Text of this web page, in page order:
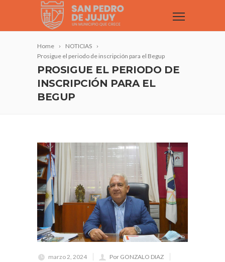
Home
NOTICIAS
Prosigue el periodo de inscripción para el Begup
PROSIGUE EL PERIODO DE
INSCRIPCIÓN PARA EL
BEGUP
marzo 2, 2024
Por GONZALO DIAZ